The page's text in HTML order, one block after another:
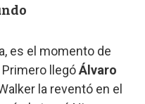
es el momento de
Primero llegóÁlvaro
la reventó en el